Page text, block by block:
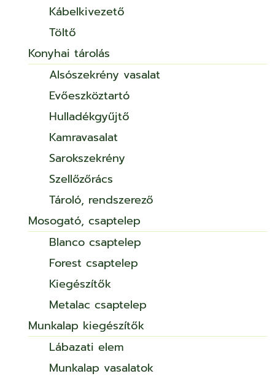
Kábelkivezető
Töltő
Konyhai tárolás
Alsószekrény vasalat
Evőeszköztartó
Hulladékgyűjtő
Kamravasalat
Sarokszekrény
Szellőzőrács
Tároló, rendszerező
Mosogató, csaptelep
Blanco csaptelep
Forest csaptelep
Kiegészítők
Metalac csaptelep
Munkalap kiegészítők
Lábazati elem
Munkalap vasalatok